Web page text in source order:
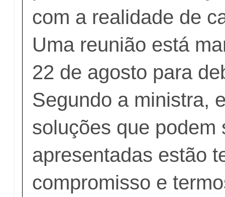
com a realidade de
Uma reunião está
22 de agosto para
Segundo a ministra,
soluções que podem
apresentadas estão
compromisso e